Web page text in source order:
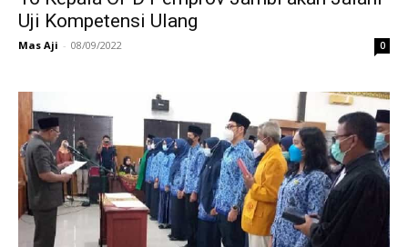
Uji Kompetensi Ulang
Mas Aji - 08/09/2022 0